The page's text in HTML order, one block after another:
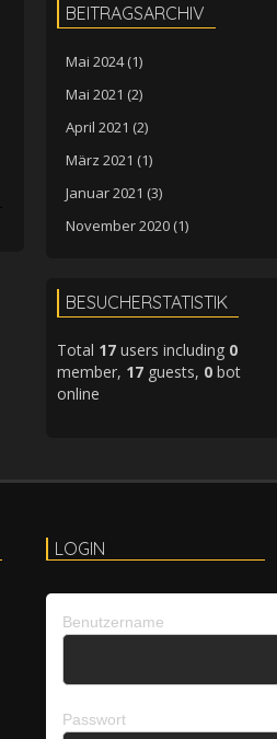
BEITRAGSARCHIV
Mai 2024(1)
Mai 2021 (2)
April 2021 (2)
März 2021 (1)
Januar 2021 (3)
November 2020 (1)
BESUCHERSTATISTIK
Total 17 users including 0
member, 17 guests, 0 bot
online
LOGIN
Benutzername
Passwort